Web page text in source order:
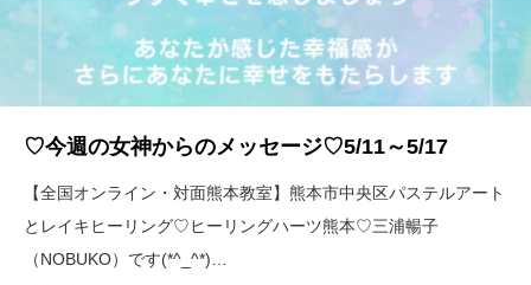
♡今週の女神からのメッセージ♡5/11～5/17
【全国オンライン・対面熊本教室】熊本市中央区パステルアート
とレイキヒーリング♡ヒーリングハーツ熊本♡三浦暢子
（NOBUKO）です(*^_^*)…